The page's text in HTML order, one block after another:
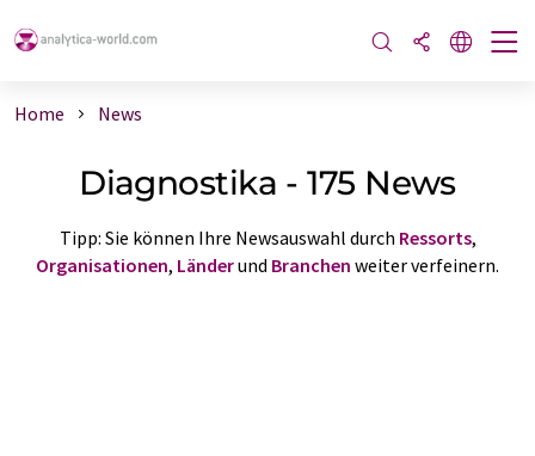
Home News
Diagnostika - 175 News
Tipp: Sie können Ihre Newsauswahl durch Ressorts,
Organisationen, Länderund Branchen weiter verfeinern.